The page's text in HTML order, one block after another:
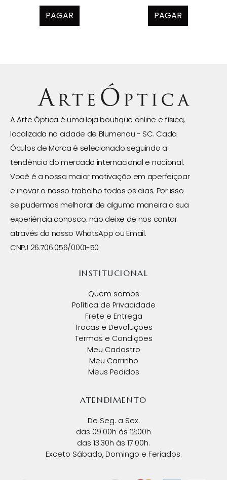
PAGAR PAGAR
A Arte Óptica é uma loja boutique online e física,
localizada na cidade de Blumenau - SC. Cada
Óculos de Marca é selecionado seguindo a
tendência do mercado internacional e nacional.
Você é a nossa maior motivação em aperfeiçoar
e inovar o nosso trabalho todos os dias. Por isso
se pudermos melhorar de alguma maneira a sua
experiência conosco, não deixe de nos contar
através do nosso WhatsApp ou Email.
CNPJ 26.706.056/0001-50
INSTITUCIONAL
Quem somos
Política de Privacidade
Frete e Entrega
Trocas e Devoluções
Termos e Condições
Meu Cadastro
Meu Carrinho
Meus Pedidos
ATENDIMENTO
De Seg. a Sex.
das 09:00h às 12:00h
das 13:30h às 17:00h.
Exceto Sábado, Domingo e Feriados.